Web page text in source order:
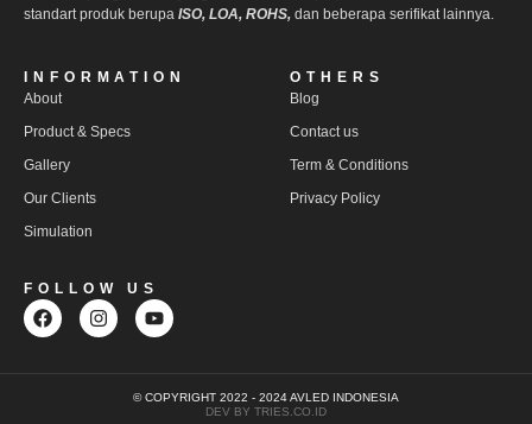
standart produk berupa ISO, LOA, ROHS, dan beberapa serifikat lainnya.
INFORMATION
About
Product & Specs
Gallery
Our Clients
Simulation
OTHERS
Blog
Contact us
Term & Conditions
Privacy Policy
FOLLOW US
© COPYRIGHT 2022 - 2024 AVLED INDONESIA
DEV BY TRIES.CO.ID